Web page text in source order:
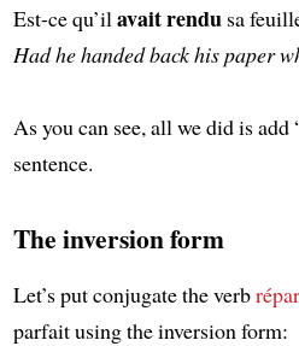
Est-ce qu’il avait rendu sa
Had he handed back his paper
As you can see, all we did is add
sentence.
The inversion form
Let’s put conjugate the verb
parfait using the inversion form: